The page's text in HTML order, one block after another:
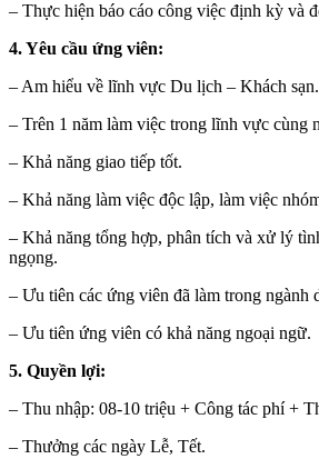
– Thực hiện báo cáo công việc định kỳ và
4. Yêu cầu ứng viên:
– Am hiểu về lĩnh vực Du lịch – Khách sạn.
– Trên 1 năm làm việc trong lĩnh vực cùng
– Khả năng giao tiếp tốt.
– Khả năng làm việc độc lập, làm việc
– Khả năng tổng hợp, phân tích và xử lý
ngọng.
– Ưu tiên các ứng viên đã làm trong ngành
– Ưu tiên ứng viên có khả năng ngoại ngữ.
5. Quyền lợi:
– Thu nhập: 08-10 triệu + Công tác phí +
– Thưởng các ngày Lễ, Tết.